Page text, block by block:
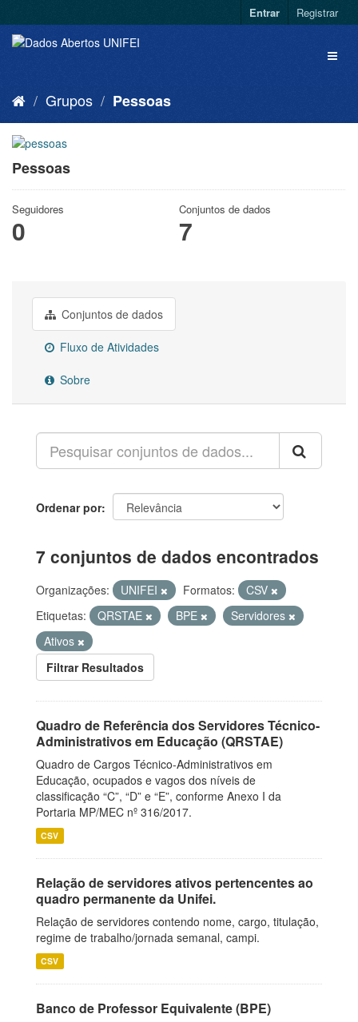
Entrar Registrar
Grupos Pessoas
Pessoas
Seguidores
0
Conjuntos de dados
7
Conjuntos de dados
Fluxo de Atividades
Sobre
Ordenar por
7 conjuntos de dados encontrados
Organizações: UNIFEI Formatos:
CSV
Etiquetas:
QRSTAE BPE
Servidores
Ativos
Filtrar Resultados
Quadro de Referência dos Servidores Técnico-
Administrativos em Educação (QRSTAE)
Quadro de Cargos Técnico-Administrativos em
Educação, ocupados e vagos dos níveis de
classificação “C”, “D” e “E”, conforme Anexo I da
Portaria MP/MEC nº 316/2017.
CSV
Relação de servidores ativos pertencentes ao
quadro permanente da Unifei.
Relação de servidores contendo nome, cargo, titulação,
regime de trabalho/jornada semanal, campi.
CSV
Banco de Professor Equivalente (BPE)